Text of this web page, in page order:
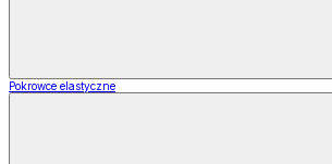
Pokrowce elastyczne